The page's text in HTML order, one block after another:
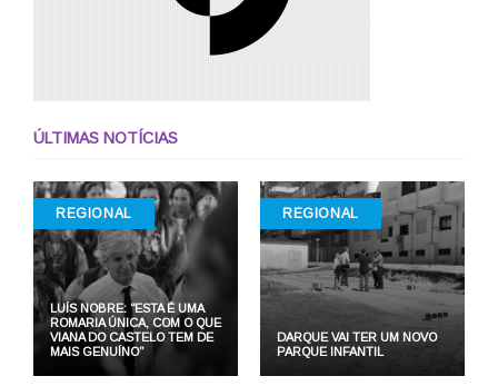
ÚLTIMAS NOTÍCIAS
REGIONAL
LUÍS NOBRE: “ESTA É UMA
ROMARIA ÚNICA, COM O QUE
VIANA DO CASTELO TEM DE
MAIS GENUÍNO”
REGIONAL
DARQUE VAI TER UM NOVO
PARQUE INFANTIL